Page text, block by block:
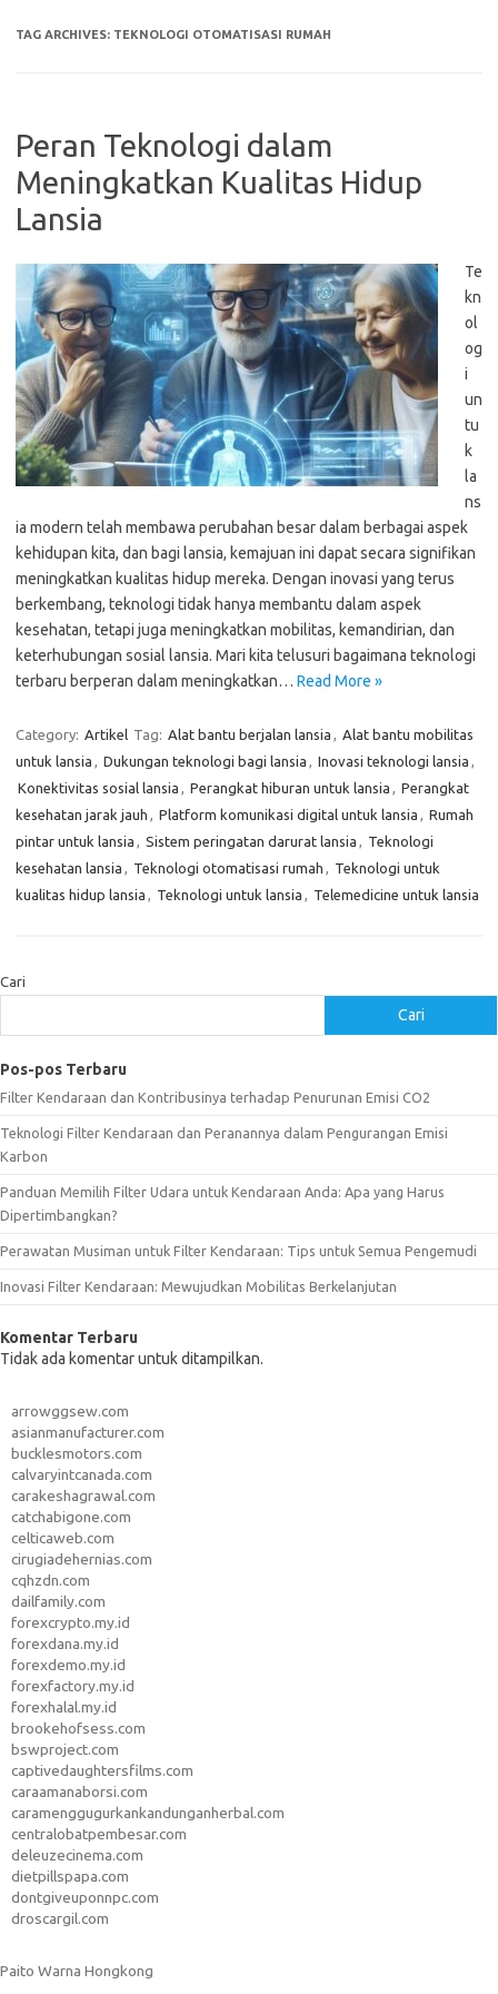
TAG ARCHIVES: TEKNOLOGI OTOMATISASI RUMAH
Peran Teknologi dalam
Meningkatkan Kualitas Hidup
Lansia
Te
kn
ol
og
i
un
tu
k
la
ns
ia modern telah membawa perubahan besar dalam berbagai aspek
kehidupan kita, dan bagi lansia, kemajuan ini dapat secara signifikan
meningkatkan kualitas hidup mereka. Dengan inovasi yang terus
berkembang, teknologi tidak hanya membantu dalam aspek
kesehatan, tetapi juga meningkatkan mobilitas, kemandirian, dan
keterhubungan sosial lansia. Mari kita telusuri bagaimana teknologi
terbaru berperan dalam meningkatkan… Read More »
Category: Artikel Tag: Alat bantu berjalan lansia , Alat bantu mobilitas
untuk lansia , Dukungan teknologi bagi lansia , Inovasi teknologi lansia ,
Konektivitas sosial lansia , Perangkat hiburan untuk lansia , Perangkat
kesehatan jarak jauh , Platform komunikasi digital untuk lansia , Rumah
pintar untuk lansia , Sistem peringatan darurat lansia , Teknologi
kesehatan lansia , Teknologi otomatisasi rumah , Teknologi untuk
kualitas hidup lansia , Teknologi untuk lansia , Telemedicine untuk lansia
Cari
Cari
Pos-pos Terbaru
Filter Kendaraan dan Kontribusinya terhadap Penurunan Emisi CO2
Teknologi Filter Kendaraan dan Peranannya dalam Pengurangan Emisi
Karbon
Panduan Memilih Filter Udara untuk Kendaraan Anda: Apa yang Harus
Dipertimbangkan?
Perawatan Musiman untuk Filter Kendaraan: Tips untuk Semua Pengemudi
Inovasi Filter Kendaraan: Mewujudkan Mobilitas Berkelanjutan
Komentar Terbaru
Tidak ada komentar untuk ditampilkan.
arrowggsew.com
asianmanufacturer.com
bucklesmotors.com
calvaryintcanada.com
carakeshagrawal.com
catchabigone.com
celticaweb.com
cirugiadehernias.com
cqhzdn.com
dailfamily.com
forexcrypto.my.id
forexdana.my.id
forexdemo.my.id
forexfactory.my.id
forexhalal.my.id
brookehofsess.com
bswproject.com
captivedaughtersfilms.com
caraamanaborsi.com
caramenggugurkankandunganherbal.com
centralobatpembesar.com
deleuzecinema.com
dietpillspapa.com
dontgiveuponnpc.com
droscargil.com
Paito Warna Hongkong